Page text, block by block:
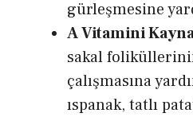
gürleşmesine
A Vitamini
sakal
çalışmasına
ıspanak, tatlı